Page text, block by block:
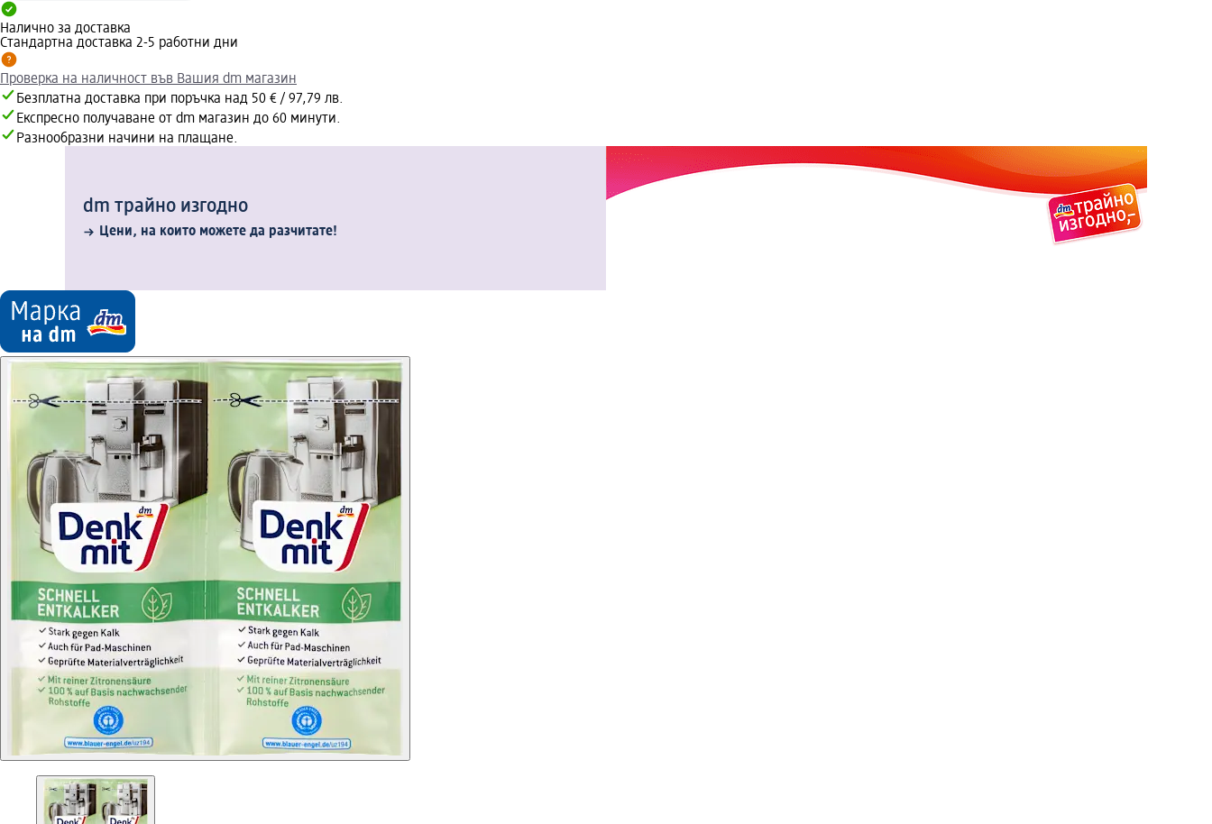
Налично за доставка
Стандартна доставка 2-5 работни дни
Проверка на наличност във Вашия dm магазин
Безплатна доставка при поръчка над 50 € / 97,79 лв.
Експресно получаване от dm магазин до 60 минути.
Разнообразни начини на плащане.
dm трайно изгодно
Цени, на които можете да разчитате!